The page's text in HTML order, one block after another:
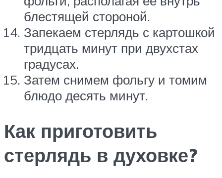
блестящей стороной.
Запекаем стерлядь с картошкой
тридцать минут при двухстах
градусах.
Затем снимем фольгу и томим
блюдо десять минут.
Как приготовить
стерлядь в духовке?